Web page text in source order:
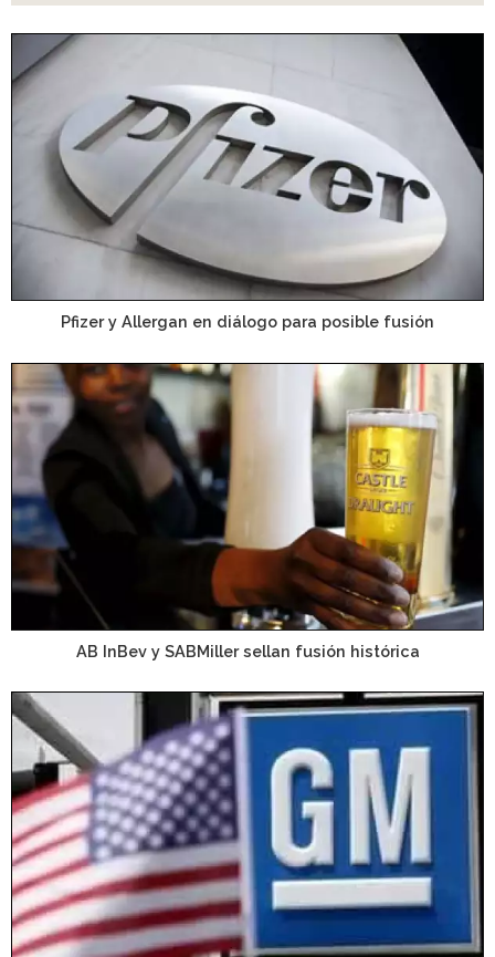
Pfizer y Allergan en diálogo para posible fusión
AB InBev y SABMiller sellan fusión histórica